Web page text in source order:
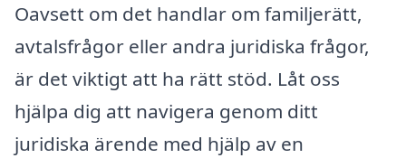
Oavsett om det handlar om familjerätt,
avtalsfrågor eller andra juridiska frågor,
är det viktigt att ha rätt stöd. Låt oss
hjälpa dig att navigera genom ditt
juridiska ärende med hjälp av en